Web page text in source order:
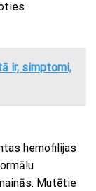
ir, simptomi,
hemofilijas
Mutētie